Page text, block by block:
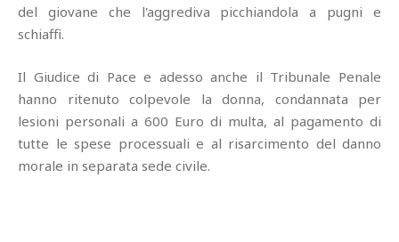
del giovane che l'aggrediva picchiandola a pugni e
schiaffi.
Il Giudice di Pace e adesso anche il Tribunale Penale
hanno ritenuto colpevole la donna, condannata per
lesioni personali a 600 Euro di multa, al pagamento di
tutte le spese processuali e al risarcimento del danno
morale in separata sede civile.